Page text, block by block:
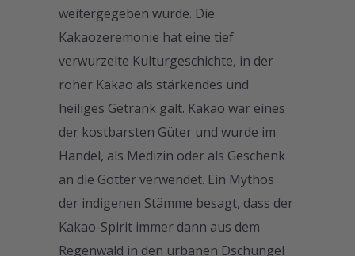
weitergegeben wurde. Die
Kakaozeremonie hat eine tief
verwurzelte Kulturgeschichte, in der
roher Kakao als stärkendes und
heiliges Getränk galt. Kakao war eines
der kostbarsten Güter und wurde im
Handel, als Medizin oder als Geschenk
an die Götter verwendet. Ein Mythos
der indigenen Stämme besagt, dass der
Kakao-Spirit immer dann aus dem
Regenwald in den urbanen Dschungel